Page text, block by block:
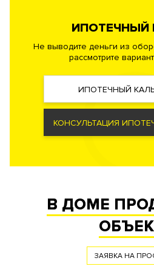
Профессиональная служба
территория. Видеонаблюдение
Документы ЗАЯВКА НА
договору
ИПОТЕЧНЫЙ
Не выводите деньги из
рассмотрите
ИПОТЕЧНЫЙ
КОНСУЛЬТАЦИЯ
В ДОМЕ
ЗАЯВКА НА